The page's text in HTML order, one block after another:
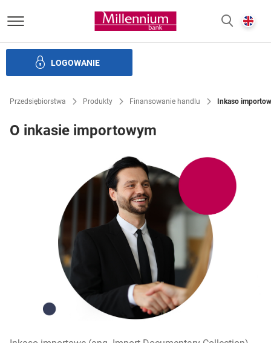
Bank Millennium homepage
LOGOWANIE
Przedsiębiorstwa Produkty Finansowanie handlu Inkaso
O inkasie importowym